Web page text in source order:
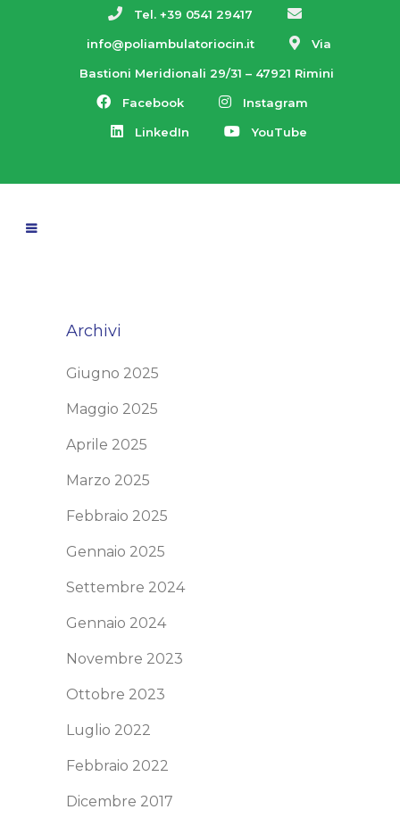
Tel. +39 0541 29417
info@poliambulatoriocin.it Via
Bastioni Meridionali 29/31 – 47921 Rimini
Facebook Instagram
LinkedIn YouTube
Archivi
Giugno 2025
Maggio 2025
Aprile 2025
Marzo 2025
Febbraio 2025
Gennaio 2025
Settembre 2024
Gennaio 2024
Novembre 2023
Ottobre 2023
Luglio 2022
Febbraio 2022
Dicembre 2017